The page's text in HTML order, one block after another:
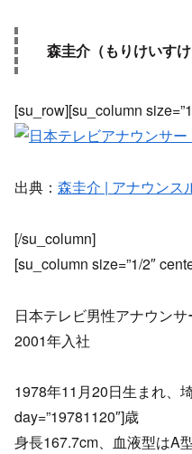
森圭介（もりけいすけ
[su_row][su_column
出典： 森圭介 | アナウンス
[/su_column]
[su_column size=”1/2″
日本テレビ男性アナウンサ
2001年入社
1978年11月20日生まれ、
day=”19781120″]歳
身長167.7cm、血液型はA